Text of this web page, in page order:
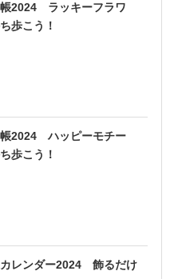
2024 ラッキーフラワ
歩こう！
2024 ハッピーモチー
歩こう！
レンダー2024 飾るだけ